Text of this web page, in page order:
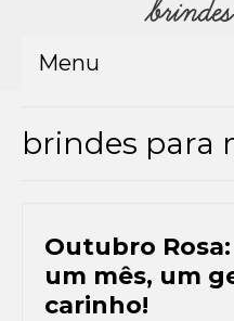
Menu
Aniversário
Dia das Mães
brindes para
Outubro
um mês, um
carinho!